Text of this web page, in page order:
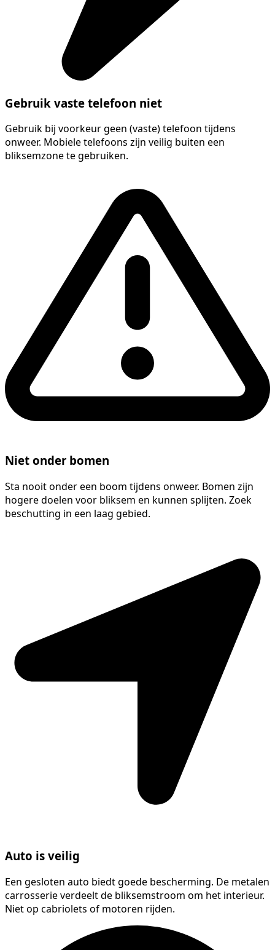
Gebruik vaste telefoon niet
Gebruik bij voorkeur geen (vaste) telefoon tijdens
onweer. Mobiele telefoons zijn veilig buiten een
bliksemzone te gebruiken.
Niet onder bomen
Sta nooit onder een boom tijdens onweer. Bomen zijn
hogere doelen voor bliksem en kunnen splijten. Zoek
beschutting in een laag gebied.
Auto is veilig
Een gesloten auto biedt goede bescherming. De metalen
carrosserie verdeelt de bliksemstroom om het interieur.
Niet op cabriolets of motoren rijden.